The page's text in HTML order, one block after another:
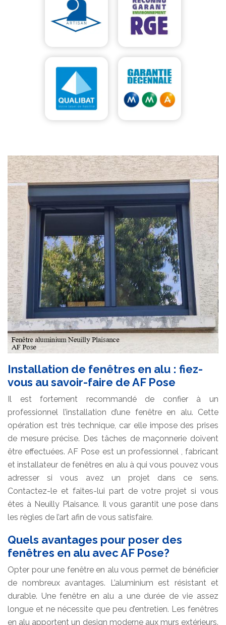
Installation de fenêtres en alu : fiez-
vous au savoir-faire de AF Pose
Il est fortement recommandé de confier à un
professionnel l’installation d’une fenêtre en alu. Cette
opération est très technique, car elle impose des prises
de mesure précise. Des tâches de maçonnerie doivent
être effectuées. AF Pose est un professionnel , fabricant
et installateur de fenêtres en alu à qui vous pouvez vous
adresser si vous avez un projet dans ce sens.
Contactez-le et faites-lui part de votre projet si vous
êtes à Neuilly Plaisance. Il vous garantit une pose dans
les règles de l’art afin de vous satisfaire.
Quels avantages pour poser des
fenêtres en alu avec AF Pose?
Opter pour une fenêtre en alu vous permet de bénéficier
de nombreux avantages. L’aluminium est résistant et
durable. Une fenêtre en alu a une durée de vie assez
longue et ne nécessite que peu d’entretien. Les fenêtres
en alu apportent un design moderne aux murs extérieurs.